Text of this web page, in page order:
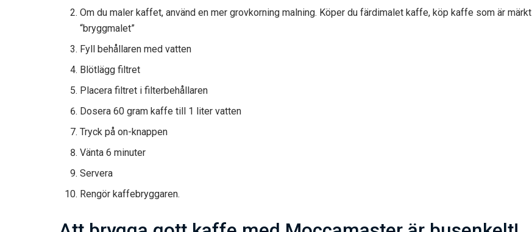
Om du maler kaffet, använd en mer grovkorning malning. Köper du färdimalet kaffe, köp kaffe som är märkt
“bryggmalet”
Fyll behållaren med vatten
Blötlägg filtret
Placera filtret i filterbehållaren
Dosera 60 gram kaffe till 1 liter vatten
Tryck på on-knappen
Vänta 6 minuter
Servera
Rengör kaffebryggaren.